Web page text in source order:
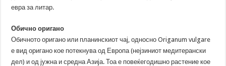
евра за литар.
Обично оригано
Обичното оригано или планинскиот чај, односно Origanum vulgare
е вид оригано кое потекнува од Европа (нејзиниот медитерански
дел) и од јужна и средна Азија. Тоа е повеќегодишно растение кое